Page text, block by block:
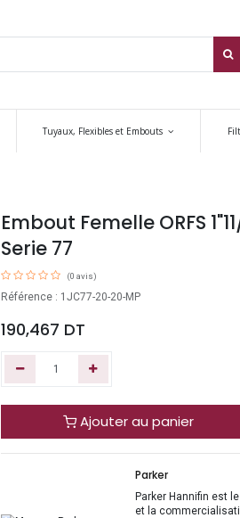
Tuyaux, Flexibles et Embouts
Embout Femelle ORFS
Serie 77
(0 avis)
Référence : 1JC77-20-20-MP
190,467 DT
Ajouter au panier
Parker
Parker Hannifin est
et la